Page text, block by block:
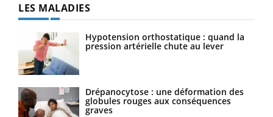
LES MALADIES
Hypotension orthostatique : quand la
pression artérielle chute au lever
Drépanocytose : une déformation des
globules rouges aux conséquences
graves